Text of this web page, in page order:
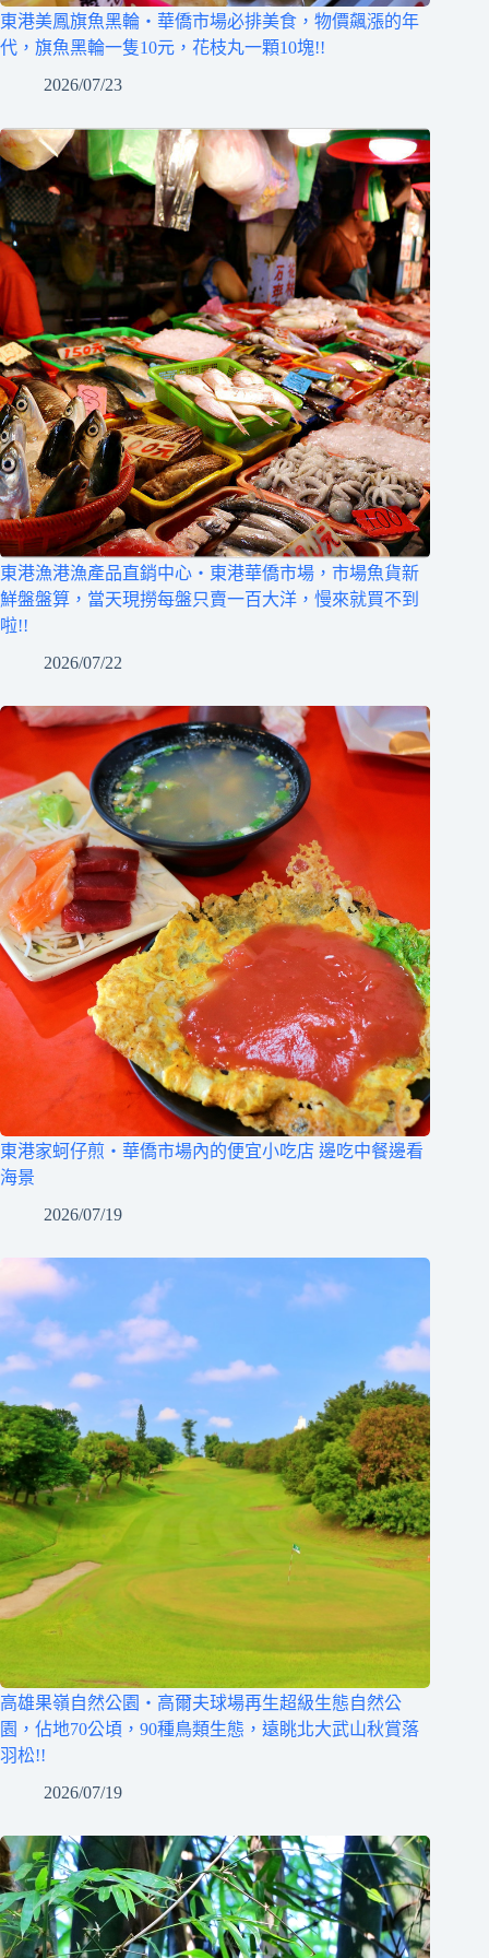
東港美鳳旗魚黑輪‧華僑市場必排美食，物價飆漲的年
代，旗魚黑輪一隻10元，花枝丸一顆10塊!!
2026/07/23
東港漁港漁產品直銷中心‧東港華僑市場，市場魚貨新
鮮盤盤算，當天現撈每盤只賣一百大洋，慢來就買不到
啦!!
2026/07/22
東港家蚵仔煎‧華僑市場內的便宜小吃店 邊吃中餐邊看
海景
2026/07/19
高雄果嶺自然公園‧高爾夫球場再生超級生態自然公
園，佔地70公頃，90種鳥類生態，遠眺北大武山秋賞落
羽松!!
2026/07/19